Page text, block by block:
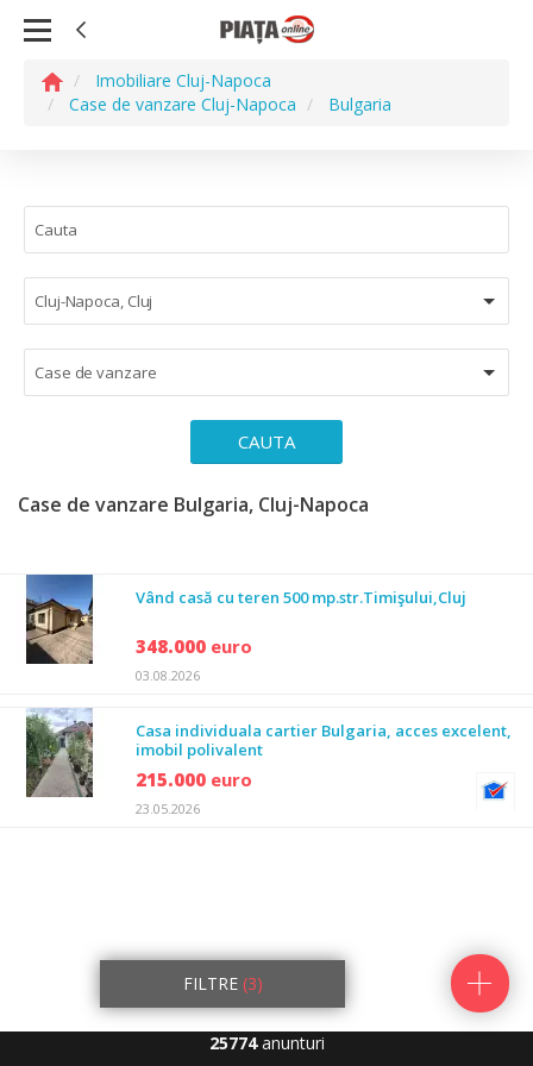
Imobiliare Cluj-Napoca
Case de vanzare Cluj-Napoca
Bulgaria
Cluj-Napoca, Cluj
Case de vanzare
CAUTA
Case de vanzare Bulgaria, Cluj-Napoca
Vând casă cu teren 500 mp.str.Timişului,Cluj
348.000 euro
03.08.2026
Casa individuala cartier Bulgaria, acces excelent,
imobil polivalent
215.000 euro
23.05.2026
FILTRE (3)
25774anunturi